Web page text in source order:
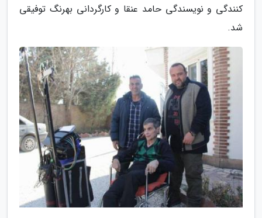
کنندگی و نویسندگی حامد عنقا و کارگردانی بهرنگ توفیقی
شد.